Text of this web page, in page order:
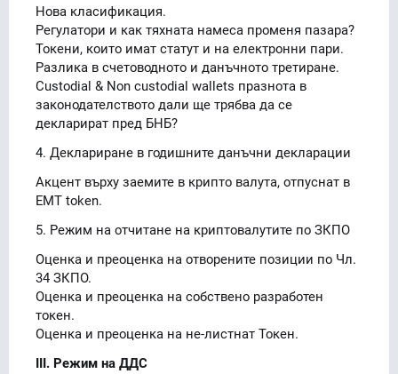
Нова класификация.
Регулатори и как тяхната намеса променя пазара?
Токени, които имат статут и на електронни пари.
Разлика в счетоводното и данъчното третиране.
Custodial & Non custodial wallets празнота в
законодателството дали ще трябва да се
декларират пред БНБ?
4. Деклариране в годишните данъчни декларации
Акцент върху заемите в крипто валута, отпуснат в
EMT token.
5. Режим на отчитане на криптовалутите по ЗКПО
Оценка и преоценка на отворените позиции по Чл.
34 ЗКПО.
Оценка и преоценка на собствено разработен
токен.
Оценка и преоценка на не-листнат Токен.
III. Режим на ДДС